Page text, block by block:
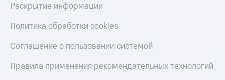
Раскрытие информации
Политика обработки cookies
Соглашение о пользовании системой
Правила применения рекомендательных технологий